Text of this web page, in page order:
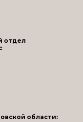
отдел
области: